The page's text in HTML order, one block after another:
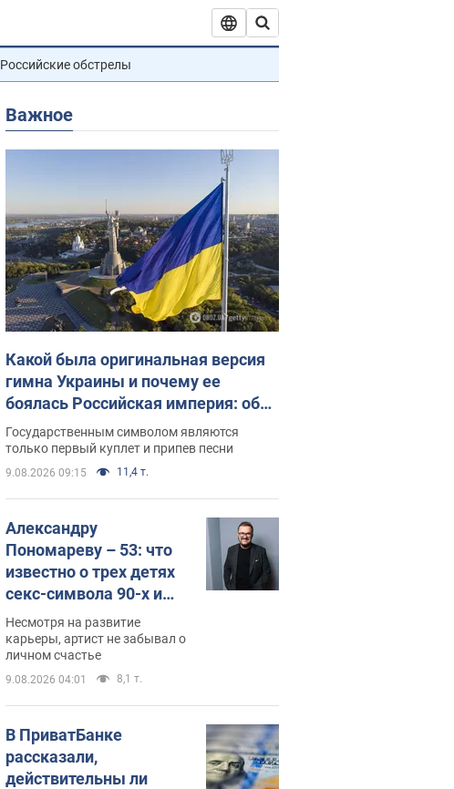
Российские обстрелы
Важное
Какой была оригинальная версия
гимна Украины и почему ее
боялась Российская империя: об
этом не рассказывают в школе
Государственным символом являются
только первый куплет и припев песни
9.08.2026 09:15 11,4 т.
Александру
Пономареву – 53: что
известно о трех детях
секс-символа 90-х и
как они выглядят
Несмотря на развитие
карьеры, артист не забывал о
личном счастье
9.08.2026 04:01 8,1 т.
В ПриватБанке
рассказали,
действительны ли